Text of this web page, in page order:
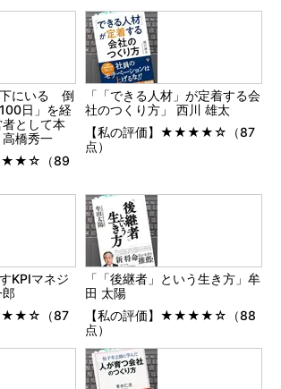
下にいる 倒
日」を経
として本
橋秀一
（89
「「できる人材」が定着する会
社のつくり方」 西川 雄太
【私の評価】★★★★☆（87
点）
KPIマネジ
（87
「「後継者」という生き方」牟
田 太陽
【私の評価】★★★★☆（88
点）